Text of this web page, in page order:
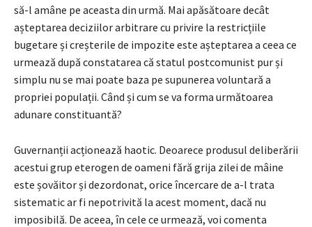
să-l amâne pe aceasta din urmă. Mai apăsătoare decât
așteptarea deciziilor arbitrare cu privire la restricțiile
bugetare și creșterile de impozite este așteptarea a ceea ce
urmează după constatarea că statul postcomunist pur și
simplu nu se mai poate baza pe supunerea voluntară a
propriei populații. Când și cum se va forma următoarea
adunare constituantă?
Guvernanții acționează haotic. Deoarece produsul deliberării
acestui grup eterogen de oameni fără grija zilei de mâine
este șovăitor și dezordonat, orice încercare de a-l trata
sistematic ar fi nepotrivită la acest moment, dacă nu
imposibilă. De aceea, în cele ce urmează, voi comenta